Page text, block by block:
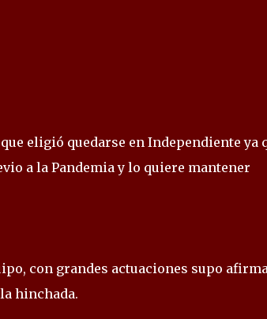
eligió quedarse en Independiente ya
a la Pandemia y lo quiere mantener
con grandes actuaciones supo
hinchada.